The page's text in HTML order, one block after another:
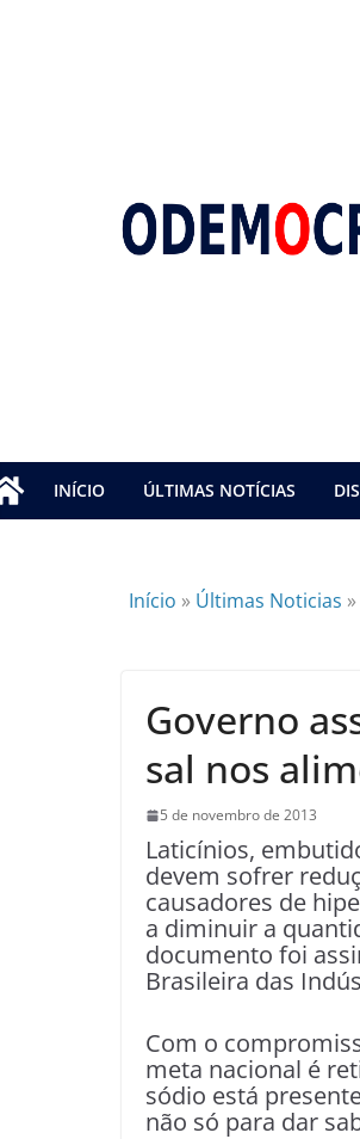
INÍCIO ÚLTIMAS NOTÍCIAS
Início » Últimas Noticias »
Governo
sal nos
5 de novembro de 2013
Laticínios,
devem sofrer
causadores de
a diminuir a
documento foi
Brasileira das
Com o
meta nacional é
sódio está
não só para dar